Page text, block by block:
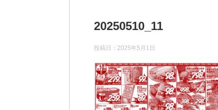
20250510_11
投稿日： 2025年5月1日